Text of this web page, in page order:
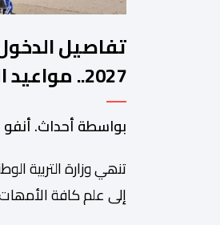
2027..
والتلاميذ
بواسطة أحداث. أنفو
تنھي وزارة التربیة
إلى علم كافة الأمھات